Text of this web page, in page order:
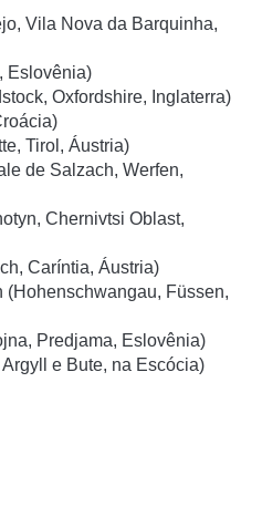
Vila Nova da Barquinha,
Eslovênia)
Oxfordshire, Inglaterra)
Tirol, Áustria)
de Salzach, Werfen,
Chernivtsi Oblast,
Caríntia, Áustria)
Füssen,
Predjama, Eslovênia)
e Bute, na Escócia)